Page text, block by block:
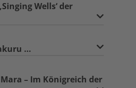
Wells‘ der
…
– Im Königreich der